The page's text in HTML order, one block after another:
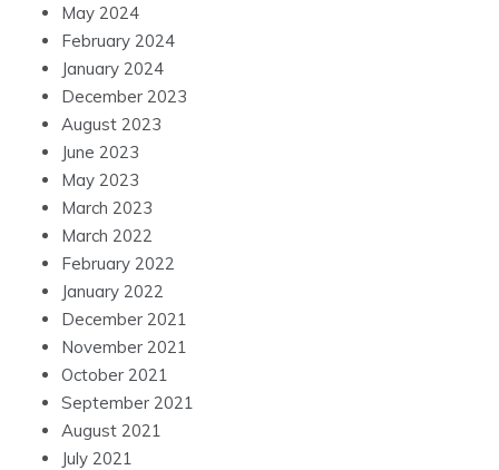
May 2024
February 2024
January 2024
December 2023
August 2023
June 2023
May 2023
March 2023
March 2022
February 2022
January 2022
December 2021
November 2021
October 2021
September 2021
August 2021
July 2021